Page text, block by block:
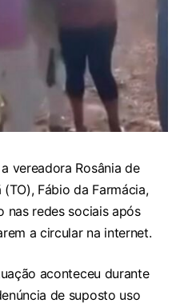
vereadora Rosânia de
Fábio da Farmácia,
nas redes sociais após
a circular na internet.
aconteceu durante
de suposto uso